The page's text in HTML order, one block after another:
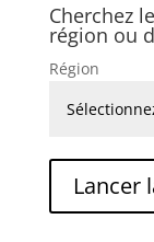
Cherchez
région ou
Région